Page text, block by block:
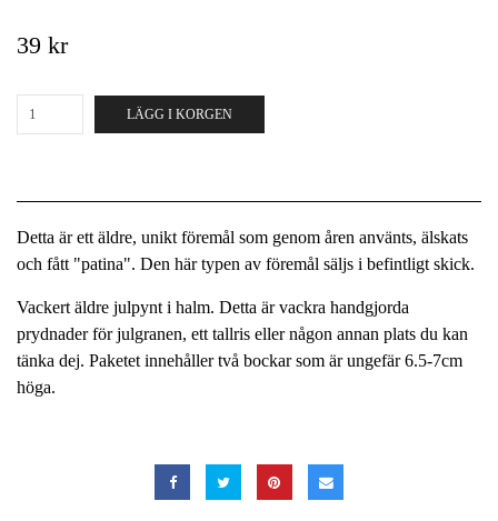
39 kr
LÄGG I KORGEN
Detta är ett äldre, unikt föremål som genom åren använts, älskats
och fått "patina". Den här typen av föremål säljs i befintligt skick.
Vackert äldre julpynt i halm. Detta är vackra handgjorda
prydnader för julgranen, ett tallris eller någon annan plats du kan
tänka dej. Paketet innehåller två bockar som är ungefär 6.5-7cm
höga.